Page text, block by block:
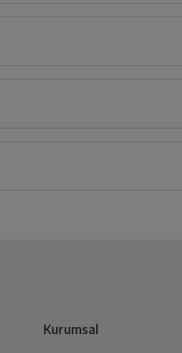
Kurumsal